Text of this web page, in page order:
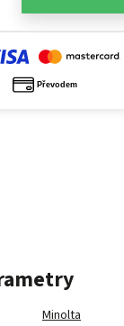
Minolta